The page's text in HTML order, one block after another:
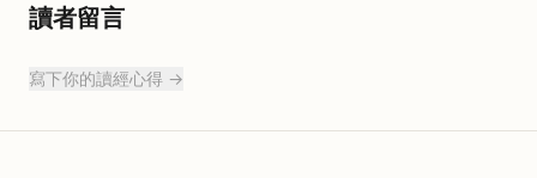
讀者留言
寫下你的讀經心得 →